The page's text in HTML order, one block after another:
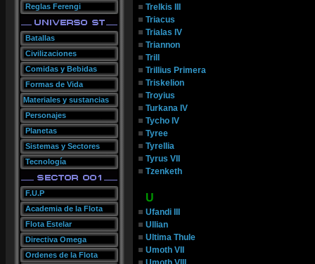
Reglas Ferengi
Batallas
Civilizaciones
Comidas y Bebidas
Formas de Vida
Materiales y sustancias
Personajes
Planetas
Sistemas y Sectores
Tecnología
F.U.P
Academia de la Flota
Flota Estelar
Directiva Omega
Ordenes de la Flota
Trelkis III
Triacus
Trialas IV
Triannon
Trill
Trillius Primera
Triskelion
Troyius
Turkana IV
Tycho IV
Tyree
Tyrellia
Tyrus VII
Tzenketh
U
Ufandi III
Ullian
Ultima Thule
Umoth VII